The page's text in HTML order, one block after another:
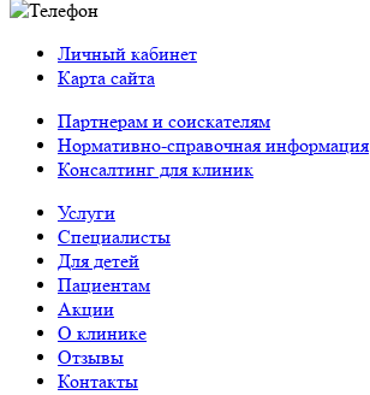
Личный кабинет
Карта сайта
Партнерам и соискателям
Нормативно-справочная информация
Консалтинг для клиник
Услуги
Специалисты
Для детей
Пациентам
Акции
О клинике
Отзывы
Контакты